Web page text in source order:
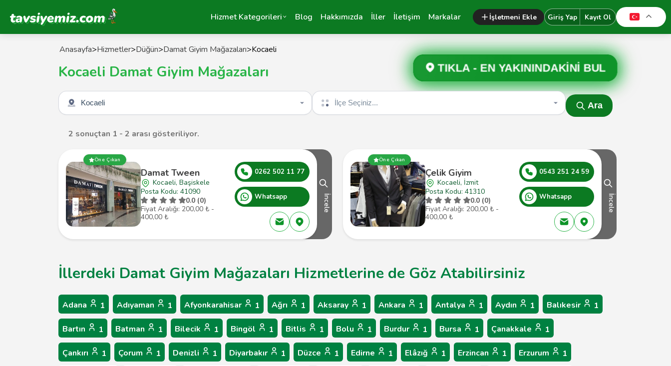
Tavsiyemiz Anasayfa Hizmet Kategorileri Blog Hakkımızda İller İletişim Markalar İşletmeni Ekle Giriş Yap Kayıt Ol
Anasayfa>Hizmetler>Düğün>Damat Giyim Mağazaları>Kocaeli
Kocaeli Damat Giyim Mağazaları TIKLA - EN YAKININDAKİNİ BUL
Şehir seçin İlçe seçin
Ara
2 sonuçtan 1 - 2 arası gösteriliyor.
Öne Çıkan
Damat Tween
Kocaeli, Başiskele
Posta Kodu: 41090
0.0 (0)
Fiyat Aralığı: 200,00 ₺ -
400,00 ₺
0262 502 11 77
Whatsapp İncele
Öne Çıkan
Çelik Giyim
Kocaeli, İzmit
Posta Kodu: 41310
0.0 (0)
Fiyat Aralığı: 200,00 ₺ -
400,00 ₺
0543 251 24 59
Whatsapp İncele
İllerdeki Damat Giyim Mağazaları Hizmetlerine de Göz Atabilirsiniz
Adana 1 Adıyaman 1 Afyonkarahisar 1 Ağrı 1 Aksaray 1 Ankara 1 Antalya 1 Aydın 1 Balıkesir 1
Bartın 1 Batman 1 Bilecik 1 Bingöl 1 Bitlis 1 Bolu 1 Burdur 1 Bursa 1 Çanakkale 1
Çankırı 1 Çorum 1 Denizli 1 Diyarbakır 1 Düzce 1 Edirne 1 Elâzığ 1 Erzincan 1 Erzurum 1